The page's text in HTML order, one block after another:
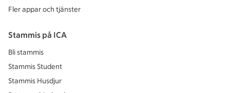
Fler appar och tjänster
Stammis på ICA
Bli stammis
Stammis Student
Stammis Husdjur